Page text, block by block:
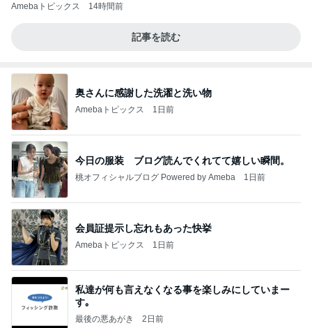
Amebaトピックス 14時間前
記事を読む
奥さんに感謝した洗濯と洗い物
Amebaトピックス 1日前
今日の服装 ブログ読んでくれてて嬉しい瞬間。
桃オフィシャルブログ Powered by Ameba 1日前
会員証提示し忘れもあった快挙
Amebaトピックス 1日前
私達が何も言えなくなる事を楽しみにしていまー
す｡
最後の悪あがき 2日前